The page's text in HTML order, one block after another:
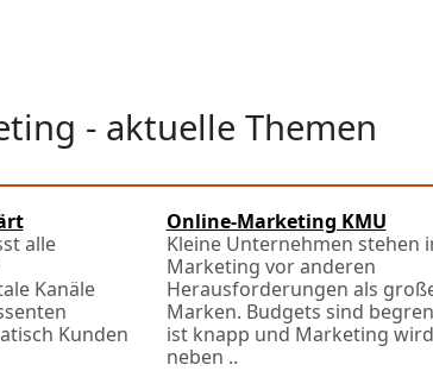
- aktuelle Themen
alle
Kanäle
Kunden
Online-Marketing KMU
Kleine Unternehmen stehen
Marketing vor anderen
Herausforderungen als
Marken. Budgets sind
ist knapp und Marketing
neben ..